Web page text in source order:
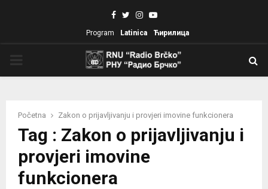
Facebook
TwitterInstagram
Youtube
Program Latinica Ћирилица
Početna Zakon o prijavljivanju i provjeri imovine funkcionera
Tag : Zakon o prijavljivanju i
provjeri imovine
funkcionera